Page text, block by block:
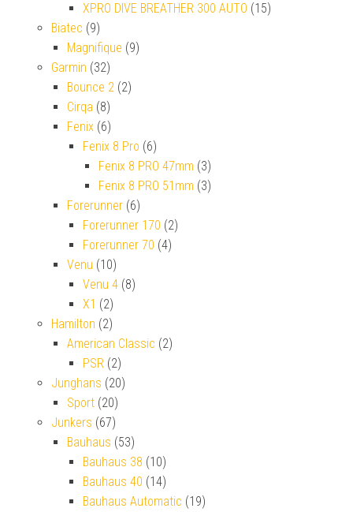
XPRO DIVE BREATHER 300 AUTO (15)
Biatec (9)
Magnifique (9)
Garmin (32)
Bounce 2 (2)
Cirqa (8)
Fenix (6)
Fenix 8 Pro (6)
Fenix 8 PRO 47mm (3)
Fenix 8 PRO 51mm (3)
Forerunner (6)
Forerunner 170 (2)
Forerunner 70 (4)
Venu (10)
Venu 4 (8)
X1 (2)
Hamilton (2)
American Classic (2)
PSR (2)
Junghans (20)
Sport (20)
Junkers (67)
Bauhaus (53)
Bauhaus 38 (10)
Bauhaus 40 (14)
Bauhaus Automatic (19)